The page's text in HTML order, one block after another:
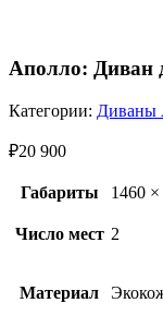
Аполло: Диван
Категории: Диваны
₽20 900
Габариты 1460
Число мест 2
Материал